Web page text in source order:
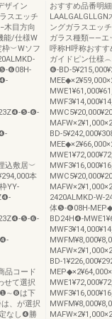
ザイン
スエッチ
木目方向
/仕様W
︶Wソフ
❻08H-
❺-❻-
込敷居︶
本
YY-
❺-❻-
品コード
せて選択
❶∼❽は下
、が選択
なし❹勝
おすすめ品番明
ングガラスエッ
ガラス種類――
呼称H呼称おす
ガイドピン仕様
❻-BD-
BD-
2420ALMKD-W-
体❺-❻08H-
BD24H❹-
BD-